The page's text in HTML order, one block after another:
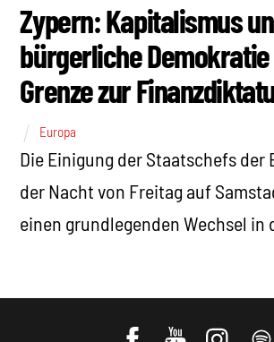
Zypern: Kapitalismus
bürgerliche
Grenze zur
Europa
Die Einigung der Staatschefs der
der Nacht von Freitag auf
einen grundlegenden Wechsel